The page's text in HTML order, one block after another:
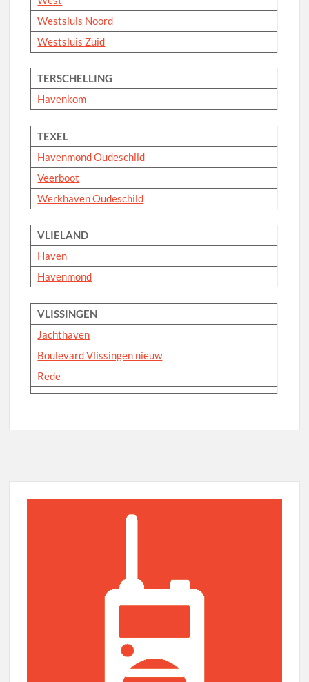
Westsluis Noord
Westsluis Zuid
TERSCHELLING
Havenkom
TEXEL
Havenmond Oudeschild
Veerboot
Werkhaven Oudeschild
VLIELAND
Haven
Havenmond
VLISSINGEN
Jachthaven
Boulevard Vlissingen nieuw
Rede